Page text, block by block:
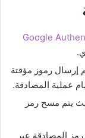
Google
إرسال رموز مؤقتة
عملية المصادقة.
يتم مسح رمز
المصادقة عبر